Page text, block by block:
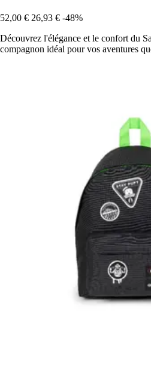
52,00 € 26,93 € -48%
Découvrez l'élégance et le confort du
compagnon idéal pour vos aventures